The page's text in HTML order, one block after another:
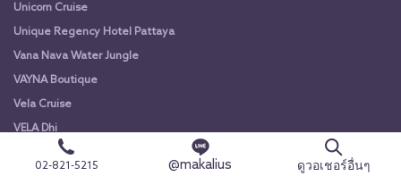
Unicorn Cruise
Unique Regency Hotel Pattaya
Vana Nava Water Jungle
VAYNA Boutique
Vela Cruise
VELA Dhi
Vela Riverview
02-821-5215 @makalius ดูวอเชอร์อื่นๆ